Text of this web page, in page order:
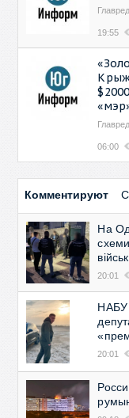
Главред
19:55
Главред
06:00
Комментируют
На
20:01
НАБУ
20:01